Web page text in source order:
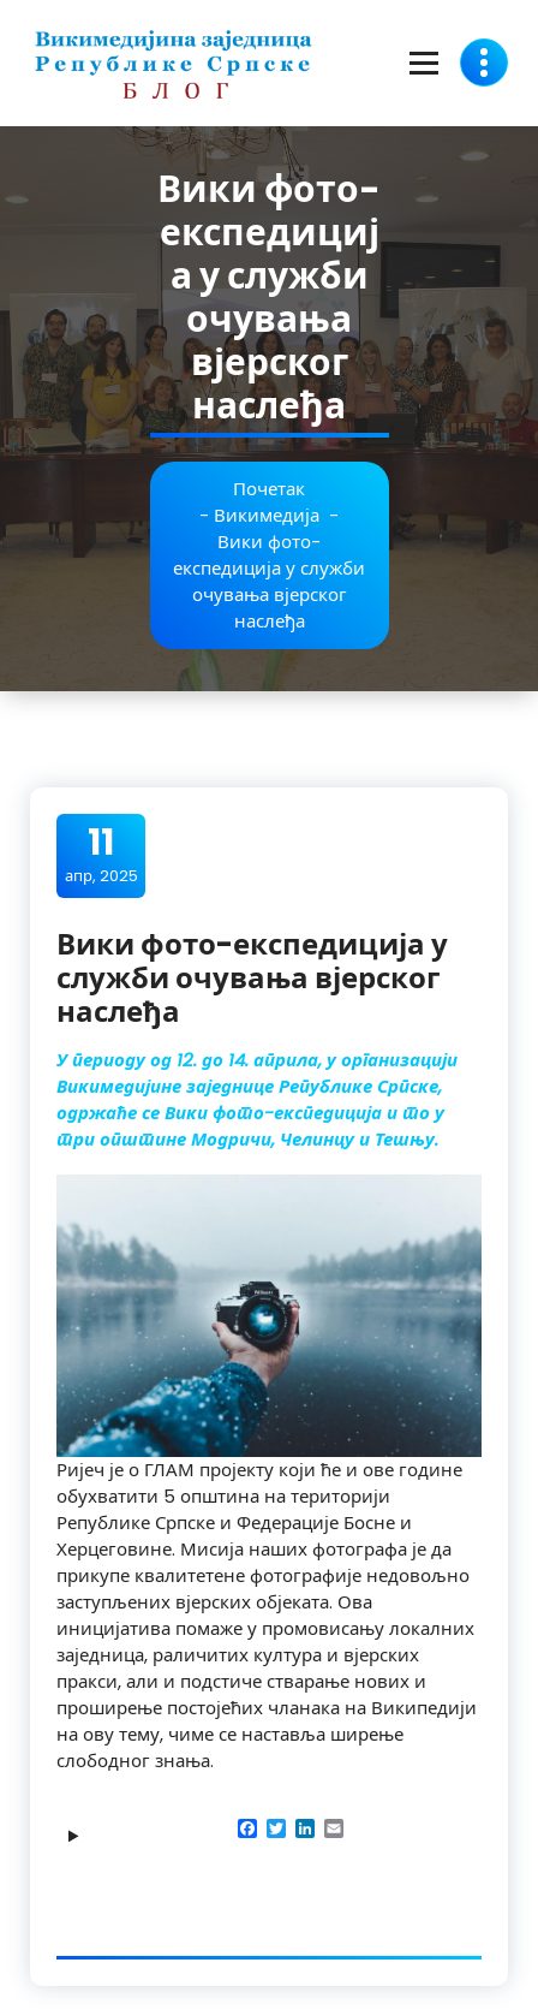
садржај
Вики фото-
експедициј
а у служби
очувања
вјерског
наслеђа
Почетак
- Викимедија -
Вики фото-
експедиција у служби
очувања вјерског
наслеђа
11
апр, 2025
Вики фото-експедиција у
служби очувања вјерског
наслеђа
У периоду од 12. до 14. априла, у организацији
Викимедијине заједнице Републике Српске,
одржаће се Вики фото-експедиција и то у
три општине Модричи, Челинцу и Тешњу.
Ријеч је о ГЛАМ пројекту који ће и ове године
обухватити 5 општина на територији
Републике Српске и Федерације Босне и
Херцеговине. Мисија наших фотографа је да
прикупе квалитетене фотографије недовољно
заступљених вјерских објеката. Ова
иницијатива помаже у промовисању локалних
заједница, раличитих култура и вјерских
пракси, али и подстиче стварање нових и
проширење постојећих чланака на Википедији
на ову тему, чиме се наставља ширење
слободног знања.
Facebook
TwitterLinkedIn
Email